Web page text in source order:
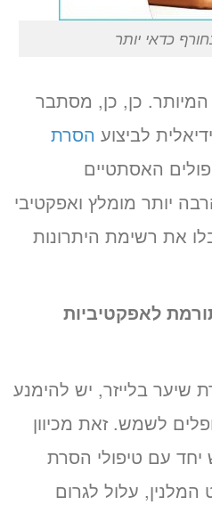
כדאי יותר
כן, כן, מסתבר
לביצוע הסרת
האסתטיים
יותר מומלץ ואפקטיבי
את רשימת היתרונות
לאפקטיביות
שיער בלייזר, יש להימנע
לשמש. זאת מכיוון
עם טיפולי הסרת
עלול לגרום